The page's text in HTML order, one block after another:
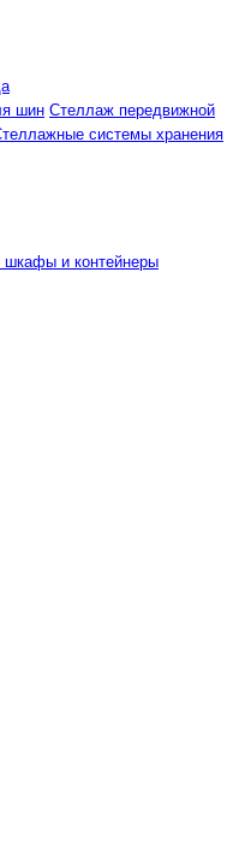
шин Стеллаж передвижной
системы хранения
шкафы и контейнеры